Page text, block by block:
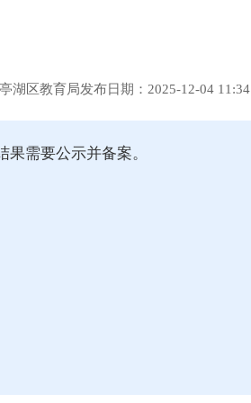
亭湖区教育局发布日期：2025-12-04 11:34
需要公示并备案。